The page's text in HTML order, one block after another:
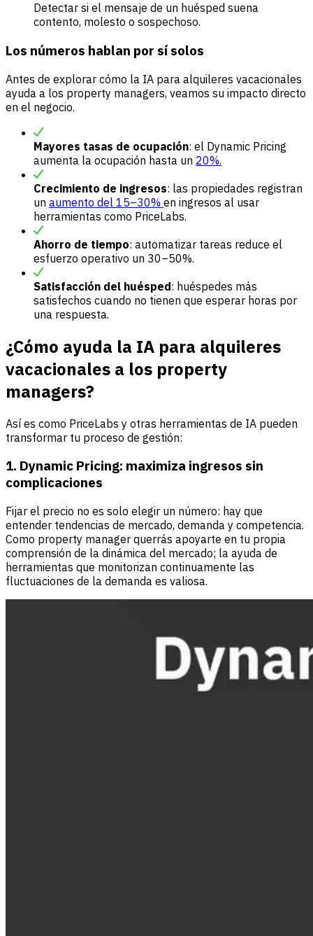
Detectar si el mensaje de un huésped suena
contento, molesto o sospechoso.
Los números hablan por sí solos
Antes de explorar cómo la IA para alquileres vacacionales
ayuda a los property managers, veamos su impacto directo
en el negocio.
Mayores tasas de ocupación: el Dynamic Pricing
aumenta la ocupación hasta un 20%.
Crecimiento de ingresos: las propiedades registran
un aumento del 15–30% en ingresos al usar
herramientas como PriceLabs.
Ahorro de tiempo: automatizar tareas reduce el
esfuerzo operativo un 30–50%.
Satisfacción del huésped: huéspedes más
satisfechos cuando no tienen que esperar horas por
una respuesta.
¿Cómo ayuda la IA para alquileres
vacacionales a los property
managers?
Así es como PriceLabs y otras herramientas de IA pueden
transformar tu proceso de gestión:
1. Dynamic Pricing: maximiza ingresos sin
complicaciones
Fijar el precio no es solo elegir un número: hay que
entender tendencias de mercado, demanda y competencia.
Como property manager querrás apoyarte en tu propia
comprensión de la dinámica del mercado; la ayuda de
herramientas que monitorizan continuamente las
fluctuaciones de la demanda es valiosa.